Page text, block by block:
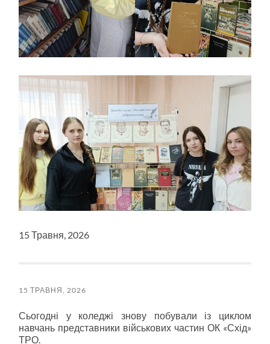
15 Травня, 2026
15 ТРАВНЯ, 2026
Сьогодні у коледжі знову побували із циклом
навчань представники військових частин ОК «Схід»
ТРО.